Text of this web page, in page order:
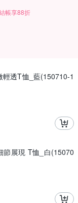
帳享88折
輕透T恤_藍(150710-1
節展現 T恤_白(15070